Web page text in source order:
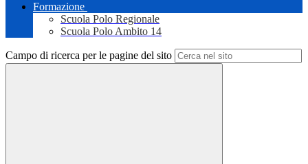
Formazione
Scuola Polo Regionale
Scuola Polo Ambito 14
Campo di ricerca per le pagine del sito